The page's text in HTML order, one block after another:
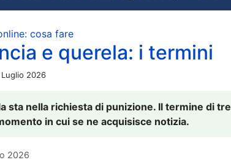
cosa fare
e querela: i termini
Luglio 2026
sta nella richiesta di punizione. Il termine di tre
in cui se ne acquisisce notizia.
2026